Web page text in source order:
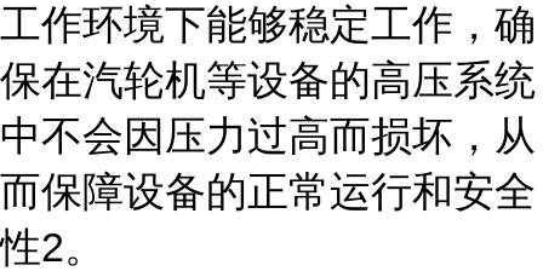
工作环境下能够稳定工作，确
保在汽轮机等设备的高压系统
中不会因压力过高而损坏，从
而保障设备的正常运行和安全
性2。